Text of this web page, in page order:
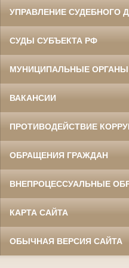
УПРАВЛЕНИЕ СУДЕБНОГО
СУДЫ СУБЪЕКТА РФ
МУНИЦИПАЛЬНЫЕ ОРГАНЫ
ВАКАНСИИ
ПРОТИВОДЕЙСТВИЕ
ОБРАЩЕНИЯ ГРАЖДАН
ВНЕПРОЦЕССУАЛЬНЫЕ
КАРТА САЙТА
ОБЫЧНАЯ ВЕРСИЯ САЙТА